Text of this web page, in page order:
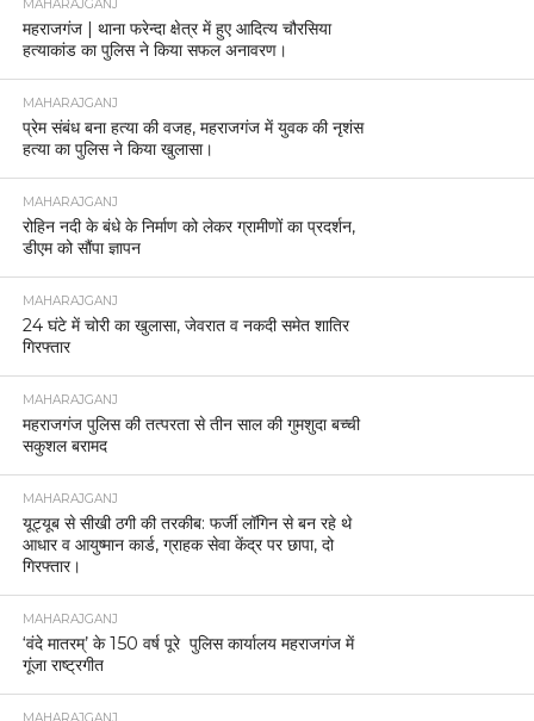
MAHARAJGANJ
महराजगंज | थाना फरेन्दा क्षेत्र में हुए आदित्य चौरसिया
हत्याकांड का पुलिस ने किया सफल अनावरण।
MAHARAJGANJ
प्रेम संबंध बना हत्या की वजह, महराजगंज में युवक की नृशंस
हत्या का पुलिस ने किया खुलासा।
MAHARAJGANJ
रोहिन नदी के बंधे के निर्माण को लेकर ग्रामीणों का प्रदर्शन,
डीएम को सौंपा ज्ञापन
MAHARAJGANJ
24 घंटे में चोरी का खुलासा, जेवरात व नकदी समेत शातिर
गिरफ्तार
MAHARAJGANJ
महराजगंज पुलिस की तत्परता से तीन साल की गुमशुदा बच्ची
सकुशल बरामद
MAHARAJGANJ
यूट्यूब से सीखी ठगी की तरकीब: फर्जी लॉगिन से बन रहे थे
आधार व आयुष्मान कार्ड, ग्राहक सेवा केंद्र पर छापा, दो
गिरफ्तार।
MAHARAJGANJ
‘वंदे मातरम्’ के 150 वर्ष पूरे पुलिस कार्यालय महराजगंज में
गूंजा राष्ट्रगीत